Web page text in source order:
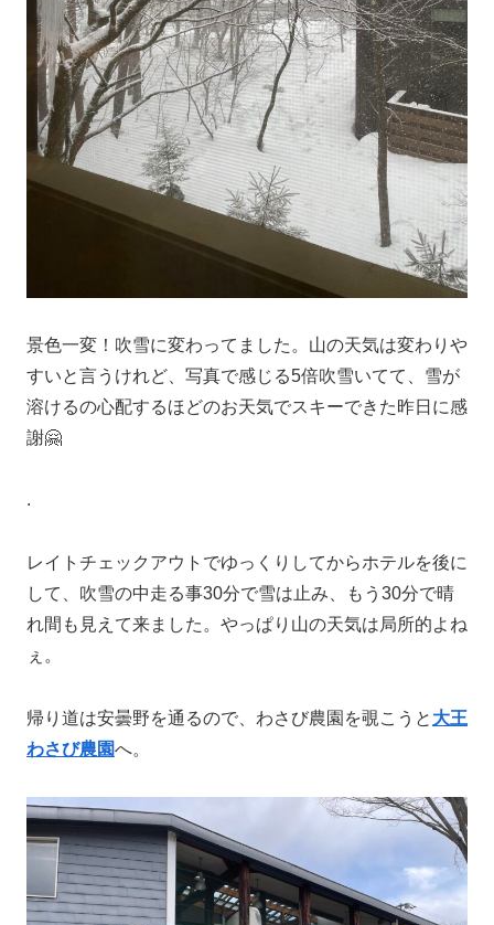
景色一変！吹雪に変わってました。山の天気は変わりや
すいと言うけれど、写真で感じる5倍吹雪いてて、雪が
溶けるの心配するほどのお天気でスキーできた昨日に感
謝🤗
.
レイトチェックアウトでゆっくりしてからホテルを後に
して、吹雪の中走る事30分で雪は止み、もう30分で晴
れ間も見えて来ました。やっぱり山の天気は局所的よね
ぇ。
帰り道は安曇野を通るので、わさび農園を覗こうと 大王
わさび農園へ。